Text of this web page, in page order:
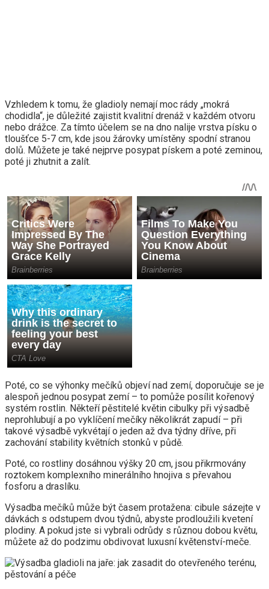
Vzhledem k tomu, že gladioly nemají moc rády „mokrá
chodidla“, je důležité zajistit kvalitní drenáž v každém otvoru
nebo drážce. Za tímto účelem se na dno nalije vrstva písku o
tloušťce 5-7 cm, kde jsou žárovky umístěny spodní stranou
dolů. Můžete je také nejprve posypat pískem a poté zeminou,
poté ji zhutnit a zalít.
Poté, co se výhonky mečíků objeví nad zemí, doporučuje se je
alespoň jednou posypat zemí – to pomůže posílit kořenový
systém rostlin. Někteří pěstitelé květin cibulky při výsadbě
neprohlubují a po vyklíčení mečíky několikrát zapudí – při
takové výsadbě vykvétají o jeden až dva týdny dříve, při
zachování stability květních stonků v půdě.
Poté, co rostliny dosáhnou výšky 20 cm, jsou přikrmovány
roztokem komplexního minerálního hnojiva s převahou
fosforu a draslíku.
Výsadba mečíků může být časem protažena: cibule sázejte v
dávkách s odstupem dvou týdnů, abyste prodloužili kvetení
plodiny. A pokud jste si vybrali odrůdy s různou dobou květu,
můžete až do podzimu obdivovat luxusní květenství-meče.